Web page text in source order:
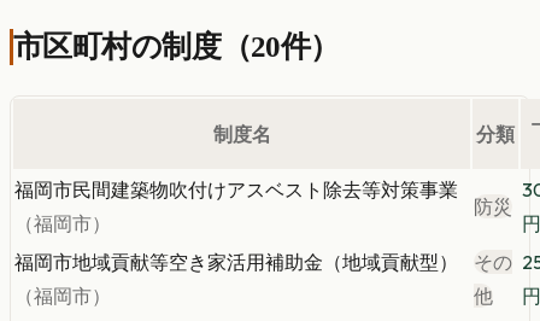
市区町村の制度（20件）
制度名 分類
福岡市民間建築物吹付けアスベスト除去等対策事業
（福岡市）
防災
円
福岡市地域貢献等空き家活用補助金（地域貢献型）
（福岡市）
その
他
円